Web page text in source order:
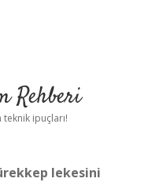
Rehberi
teknik ipuçları!
lekesini